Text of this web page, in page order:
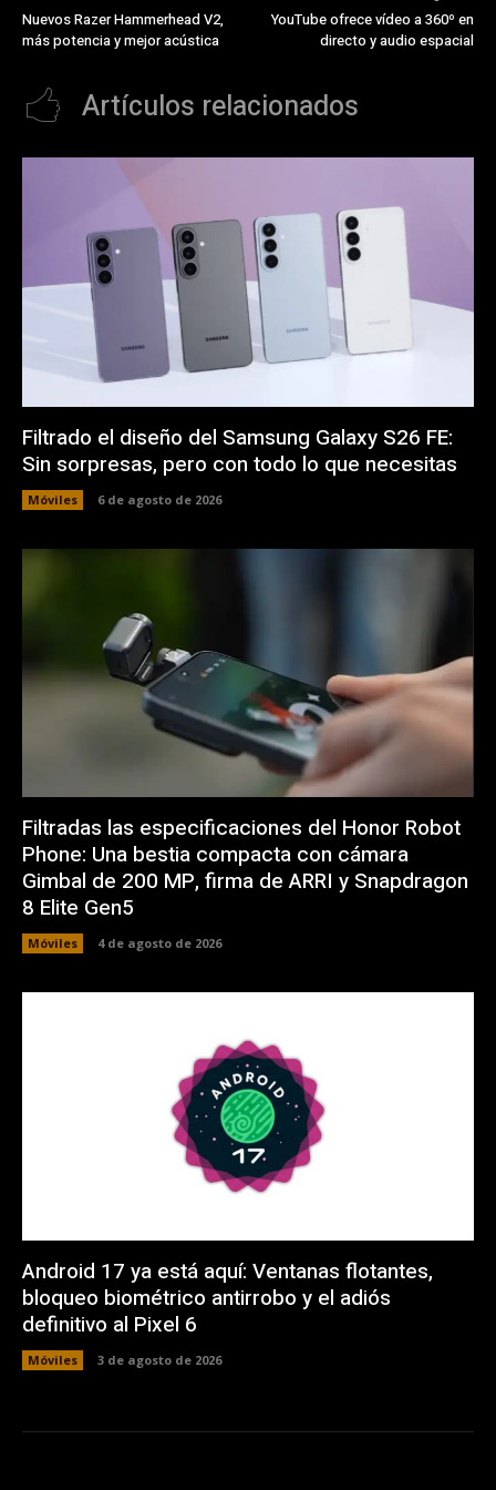
Nuevos Razer Hammerhead V2,
más potencia y mejor acústica
YouTube ofrece vídeo a 360º en
directo y audio espacial
Artículos relacionados
Filtrado el diseño del Samsung Galaxy S26 FE:
Sin sorpresas, pero con todo lo que necesitas
Móviles 6 de agosto de 2026
Filtradas las especificaciones del Honor Robot
Phone: Una bestia compacta con cámara
Gimbal de 200 MP, firma de ARRI y Snapdragon
8 Elite Gen5
Móviles 4 de agosto de 2026
Android 17 ya está aquí: Ventanas flotantes,
bloqueo biométrico antirrobo y el adiós
definitivo al Pixel 6
Móviles 3 de agosto de 2026